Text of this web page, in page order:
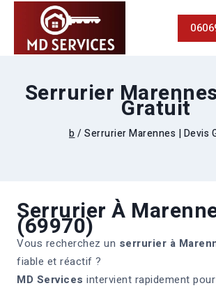
Serrurier Gratuit
b / Serrurier Marennes | Devis
Serrurier À
(69970)
Vous recherchez un serrurier à
fiable et réactif ?
MD Services intervient rapidement